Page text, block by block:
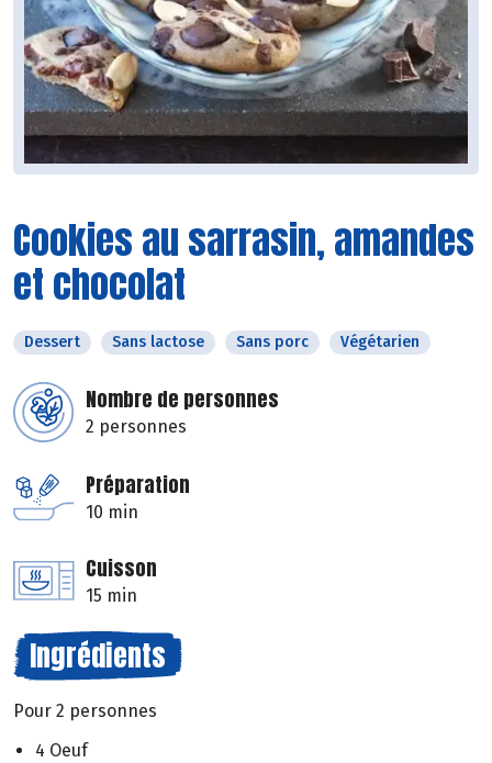
Cookies au sarrasin, amandes
et chocolat
Dessert Sans lactose Sans porc Végétarien
Nombre de personnes
2 personnes
Préparation
10 min
Cuisson
15 min
Ingrédients
Pour 2 personnes
4 Oeuf